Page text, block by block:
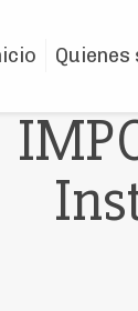
Quienes